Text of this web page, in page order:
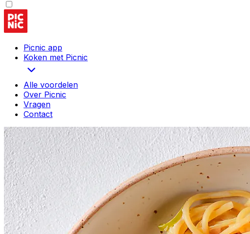
Picnic app
Koken met Picnic
Alle voordelen
Over Picnic
Vragen
Contact